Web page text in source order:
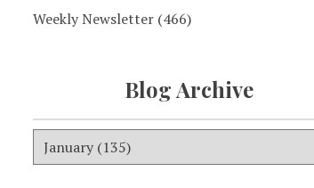
Weekly Newsletter (466)
Blog Archive